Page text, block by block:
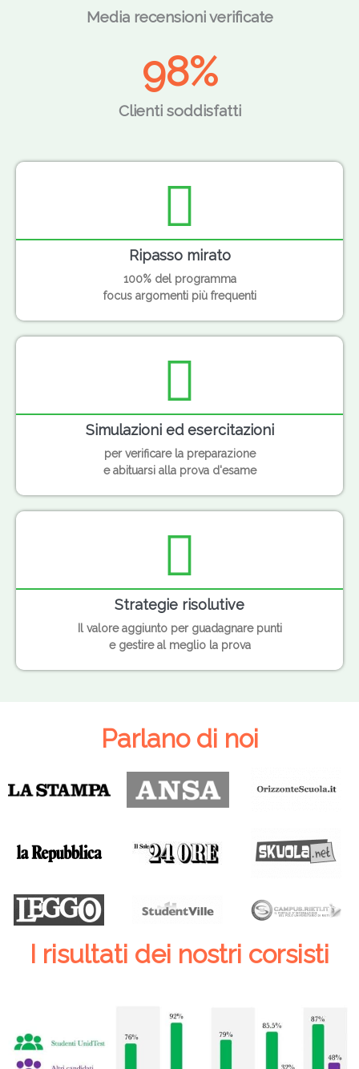
Media recensioni verificate
Clienti soddisfatti
98%
Ripasso mirato
100% del programma
focus argomenti più frequenti
Simulazioni ed esercitazioni
per verificare la preparazione
e abituarsi alla prova d'esame
Strategie risolutive
Il valore aggiunto per guadagnare punti
e gestire al meglio la prova
Parlano di noi
I risultati dei nostri corsisti